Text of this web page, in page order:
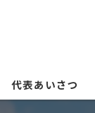
代表あいさつ